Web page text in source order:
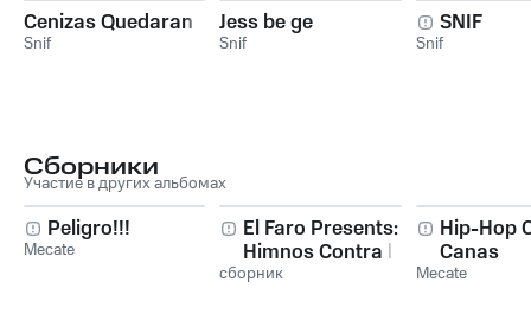
Cenizas Quedaran
Snif
Jess be ge
Snif
SNIF
Snif
Сборники
Участие в других альбомах
Peligro!!!
Mecate
El Faro Presents:
Himnos Contra la
Corrupcion
сборник
Hip-Hop
Canas
Mecate